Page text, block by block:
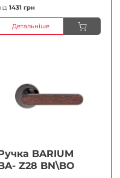
1431 грн
Детальніше
BARIUM
Z28 BN\BO